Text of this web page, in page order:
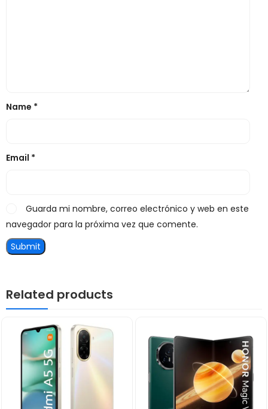
Name *
Email *
Guarda mi nombre, correo electrónico y web en este
navegador para la próxima vez que comente.
Related products